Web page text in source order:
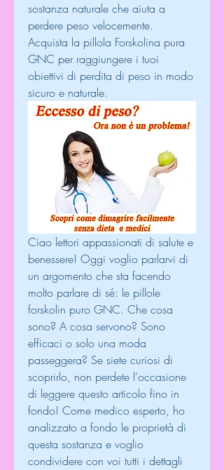
sostanza naturale che aiuta a
perdere peso velocemente.
Acquista la pillola Forskolina pura
GNC per raggiungere i tuoi
obiettivi di perdita di peso in modo
sicuro e naturale.
Ciao lettori appassionati di salute e
benessere! Oggi voglio parlarvi di
un argomento che sta facendo
molto parlare di sé: le pillole
forskolin puro GNC. Che cosa
sono? A cosa servono? Sono
efficaci o solo una moda
passeggera? Se siete curiosi di
scoprirlo, non perdete l'occasione
di leggere questo articolo fino in
fondo! Come medico esperto, ho
analizzato a fondo le proprietà di
questa sostanza e voglio
condividere con voi tutti i dettagli